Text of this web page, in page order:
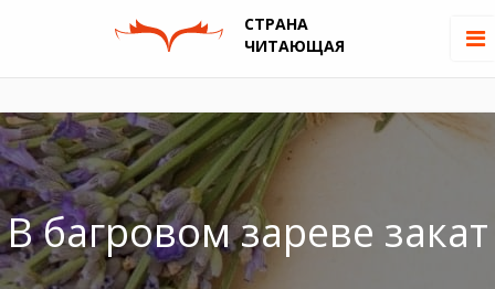
СТРАНА
ЧИТАЮЩАЯ
В багровом зареве закат